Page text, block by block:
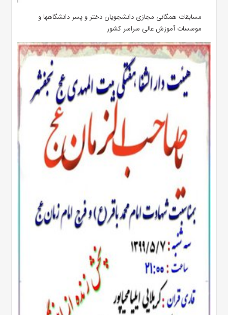
مسابقات همگانی مجازی دانشجویان دختر و پسر دانشگاهها و
موسسات آموزش عالی سراسر کشور